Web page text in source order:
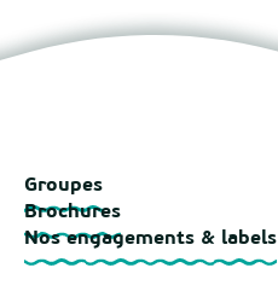
Groupes
Brochures
Nos engagements & labels